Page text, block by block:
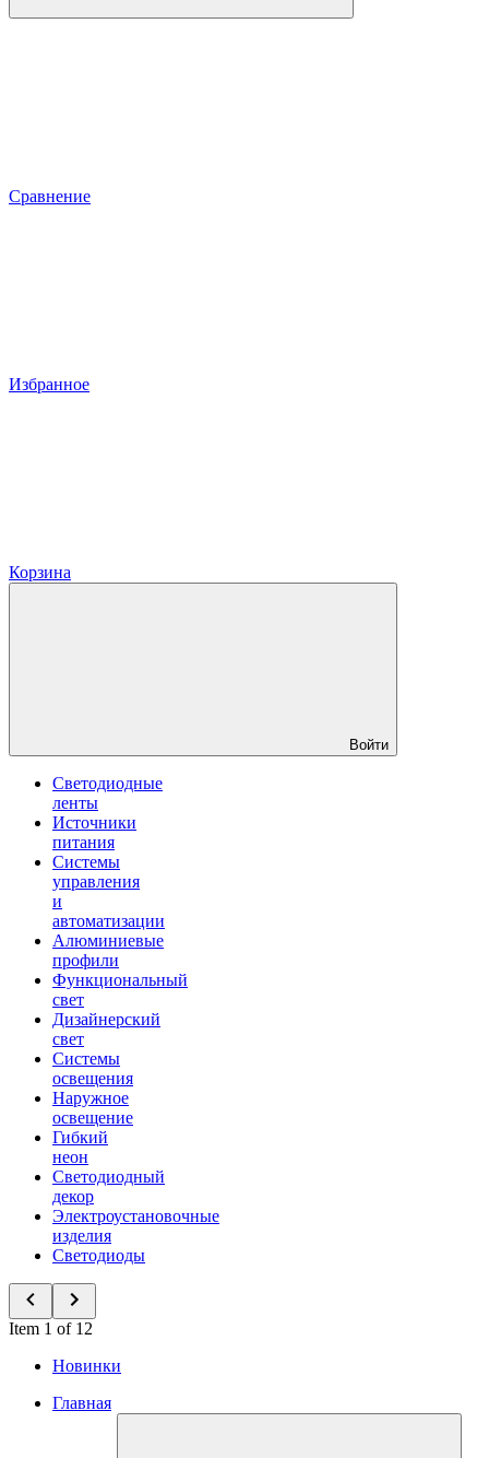
Сравнение
Избранное
Корзина
Войти
Светодиодные
ленты
Источники
питания
Системы
управления
и
автоматизации
Алюминиевые
профили
Функциональный
свет
Дизайнерский
свет
Системы
освещения
Наружное
освещение
Гибкий
неон
Светодиодный
декор
Электроустановочные
изделия
Светодиоды
Item 1 of 12
Новинки
Главная